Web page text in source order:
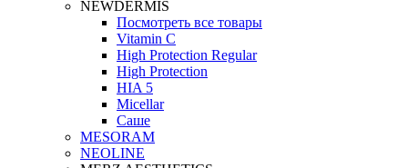
NEWDERMIS
Посмотреть все товары
Vitamin C
High Protection Regular
High Protection
HIA 5
Micellar
Саше
MESORAM
NEOLINE